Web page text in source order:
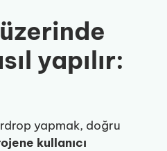
yapılır:
yapmak, doğru
kullanıcı